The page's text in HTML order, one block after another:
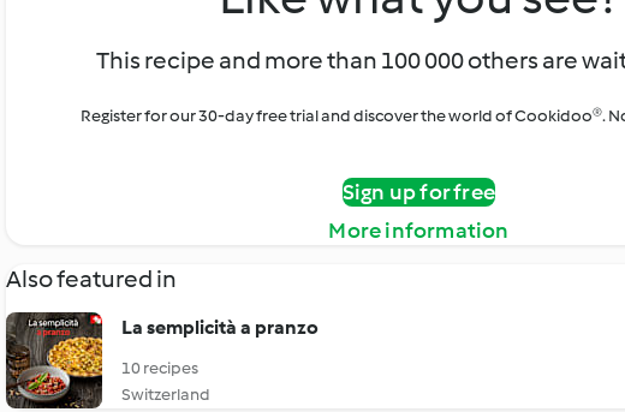
This recipe and more than 100 000 others are
Register for our 30-day free trial and discover the world of Cookidoo®.
Sign up for free
More information
Also featured in
La semplicità a pranzo
10 recipes
Switzerland